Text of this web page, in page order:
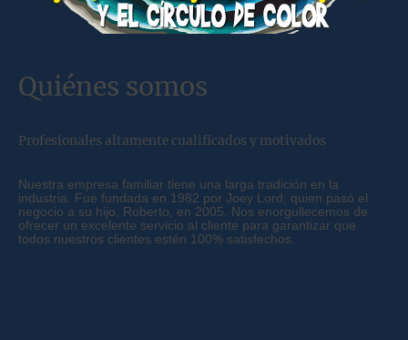
Quiénes somos
Profesionales altamente cualificados y motivados
Nuestra empresa familiar tiene una larga tradición en la
industria. Fue fundada en 1982 por Joey Lord, quien pasó el
negocio a su hijo, Roberto, en 2005. Nos enorgullecemos de
ofrecer un excelente servicio al cliente para garantizar que
todos nuestros clientes estén 100% satisfechos.